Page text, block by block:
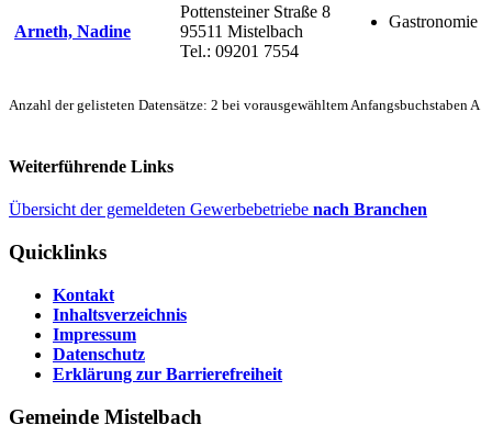
Arneth, Nadine
Pottensteiner Straße 8
95511 Mistelbach
Tel.: 09201 7554
Gastronomie
Anzahl der gelisteten Datensätze: 2 bei vorausgewähltem Anfangsbuchstaben A
Weiterführende Links
Übersicht der gemeldeten Gewerbebetriebe nach Branchen
Quicklinks
Kontakt
Inhaltsverzeichnis
Impressum
Datenschutz
Erklärung zur Barrierefreiheit
Gemeinde Mistelbach